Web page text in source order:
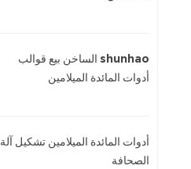
shunhao الساخن بيع قوالب
أدوات المائدة الميلامين
أدوات المائدة الميلامين تشكيل آلة
الصحافة